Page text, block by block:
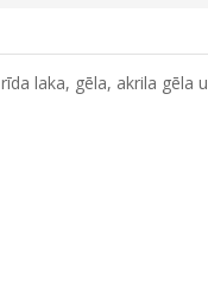
laka, gēla, akrila gēla